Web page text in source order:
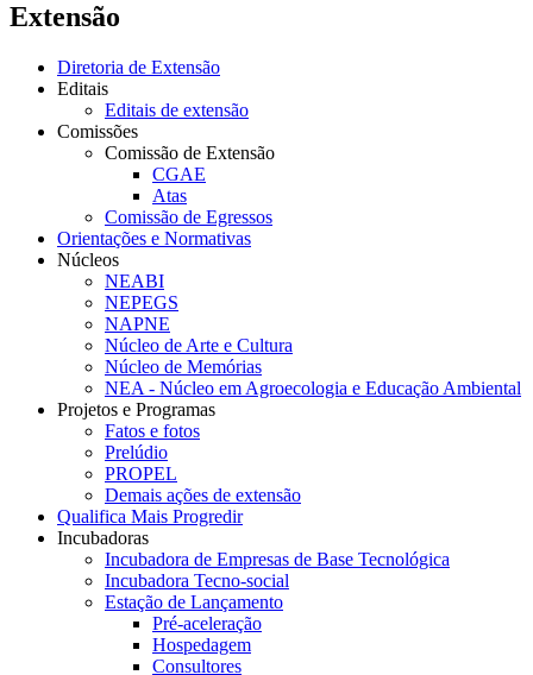
Extensão
Diretoria de Extensão
Editais
Editais de extensão
Comissões
Comissão de Extensão
CGAE
Atas
Comissão de Egressos
Orientações e Normativas
Núcleos
NEABI
NEPEGS
NAPNE
Núcleo de Arte e Cultura
Núcleo de Memórias
NEA - Núcleo em Agroecologia e Educação Ambiental
Projetos e Programas
Fatos e fotos
Prelúdio
PROPEL
Demais ações de extensão
Qualifica Mais Progredir
Incubadoras
Incubadora de Empresas de Base Tecnológica
Incubadora Tecno-social
Estação de Lançamento
Pré-aceleração
Hospedagem
Consultores